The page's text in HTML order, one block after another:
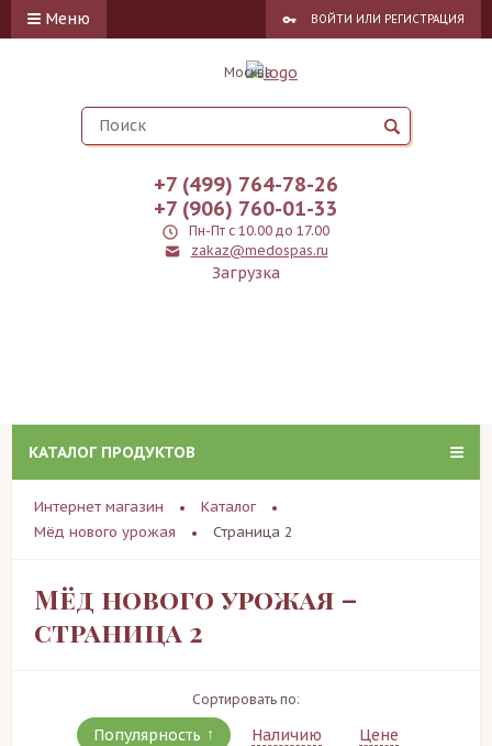
Меню ВОЙТИ ИЛИ РЕГИСТРАЦИЯ
Москва
+7 (499) 764-78-26
+7 (906) 760-01-33
Пн-Пт с 10.00 до 17.00
zakaz@medospas.ru
Загрузка
КАТАЛОГ ПРОДУКТОВ
Интернет магазин
Каталог
Мёд нового урожая
Страница 2
Мёд нового урожая –
страница 2
Сортировать по:
Популярность Наличию Цене